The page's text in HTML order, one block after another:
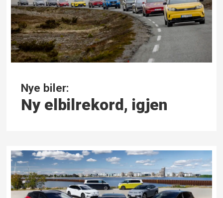
Nye biler:
Ny elbil­rekord, igjen